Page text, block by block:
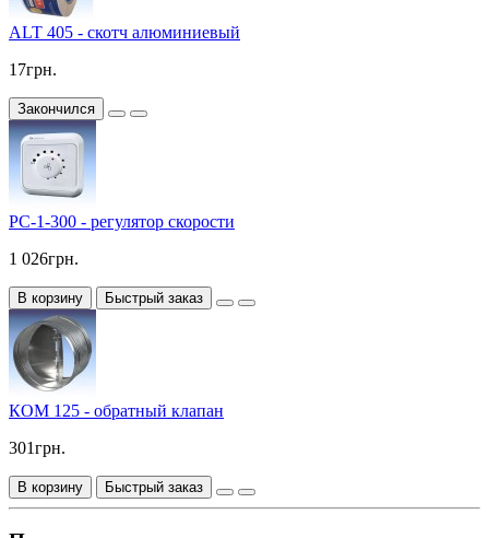
ALT 405 - скотч алюминиевый
17грн.
Закончился
РС-1-300 - регулятор скорости
1 026грн.
В корзину Быстрый заказ
КОМ 125 - обратный клапан
301грн.
В корзину Быстрый заказ